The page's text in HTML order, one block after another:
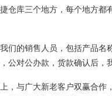
仓库三个地方，每个地方
们的销售人员，包括产品
公对公办款，货款确认后，
，与广大新老客户双赢合